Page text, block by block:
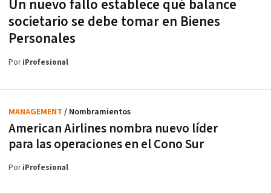
Un nuevo fallo establece qué balance
societario se debe tomar en Bienes
Personales
PoriProfesional
American Airlines nombra nuevo líder
para las operaciones en el Cono Sur
MANAGEMENT / Nombramientos
PoriProfesional